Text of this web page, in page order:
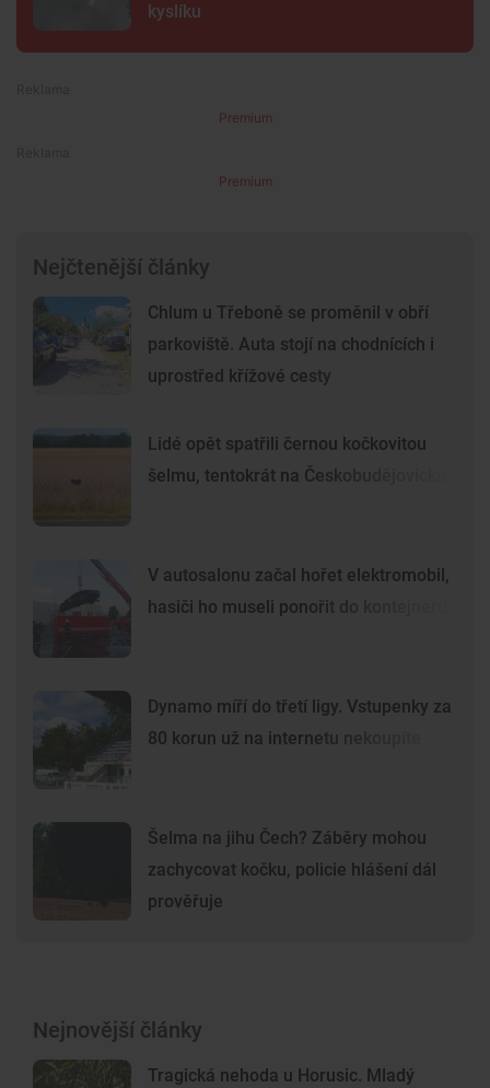
kyslíku
Premium
Premium
Nejčtenější články
Chlum u Třeboně se proměnil v obří
parkoviště. Auta stojí na chodnících i
uprostřed křížové cesty
Lidé opět spatřili černou kočkovitou
šelmu, tentokrát na Českobudějovicku
V autosalonu začal hořet elektromobil,
hasiči ho museli ponořit do kontejneru
Dynamo míří do třetí ligy. Vstupenky za
80 korun už na internetu nekoupíte
Šelma na jihu Čech? Záběry mohou
zachycovat kočku, policie hlášení dál
prověřuje
Nejnovější články
Tragická nehoda u Horusic. Mladý